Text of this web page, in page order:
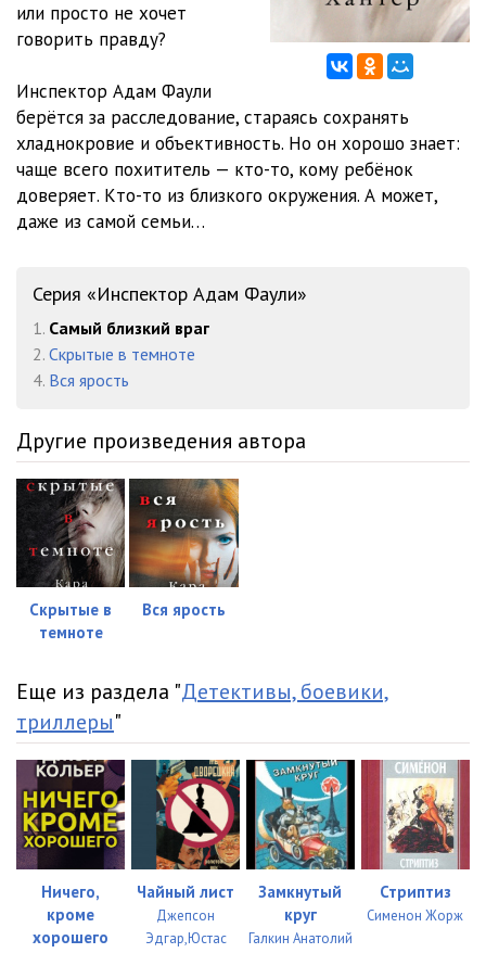
12 1:04:58
1:03:20
14
15
16 37:31
18
19
или просто не хочет
говорить правду?
Инспектор Адам Фаули
берётся за расследование, стараясь сохранять
хладнокровие и объективность. Но он хорошо знает:
чаще всего похититель — кто-то, кому ребёнок
доверяет. Кто-то из близкого окружения. А может,
даже из самой семьи…
Серия «Инспектор Адам Фаули»
1. Самый близкий враг
2. Скрытые в темноте
4. Вся ярость
Другие произведения автора
Скрытые в
темноте
Вся ярость
Еще из раздела "Детективы, боевики,
триллеры"
Ничего,
кроме
хорошего
Чайный лист
Джепсон
Эдгар,Юстас
Замкнутый
круг
Галкин Анатолий
Стриптиз
Сименон Жорж